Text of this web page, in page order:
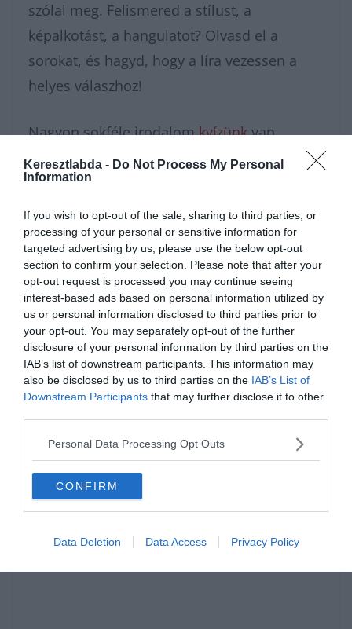
Keresztlabda - Do Not Process My Personal
Information
If you wish to opt-out of the sale, sharing to third parties, or
processing of your personal or sensitive information for
targeted advertising by us, please use the below opt-out
section to confirm your selection. Please note that after your
opt-out request is processed you may continue seeing
interest-based ads based on personal information utilized by
us or personal information disclosed to third parties prior to
your opt-out. You may separately opt-out of the further
disclosure of your personal information by third parties on the
IAB’s list of downstream participants. This information may
also be disclosed by us to third parties on the IAB’s List of
Downstream Participants that may further disclose it to other
Personal Data Processing Opt Outs
CONFIRM
Data Deletion Data Access Privacy Policy
szólal meg. Felismered a stílust, a
képalkotást, a hangulatot? Olvasd el a
sorokat, és hagyd, hogy a líra vezessen a
helyes válaszhoz!
Nagyon sokféle irodalomkvízünkvan,
amivel karbantarthatod az
agytekervényeidet, csak nézz körül nálunk
és
további érdekes napi játékokat találhatsz.
Hirdetés